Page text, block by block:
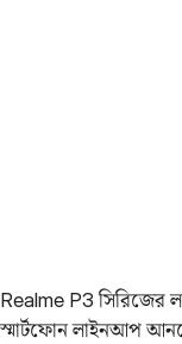
Realme P3 সিরিজের
স্মার্টফোন লাইনআপ